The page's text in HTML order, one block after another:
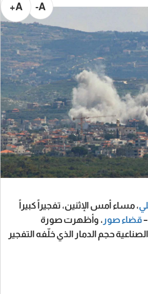
A-
A+
، مساء أمس الإثنين، تفجيراً كبيراً
قضاء صور ، وأظهرت صورة
حجم الدمار الذي خلّفه التفجير